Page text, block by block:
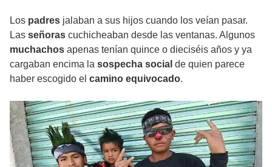
Los padres jalaban a sus hijos cuando los veían pasar.
Las señoras cuchicheaban desde las ventanas. Algunos
muchachos apenas tenían quince o dieciséis años y ya
cargaban encima la sospecha social de quien parece
haber escogido el camino equivocado.